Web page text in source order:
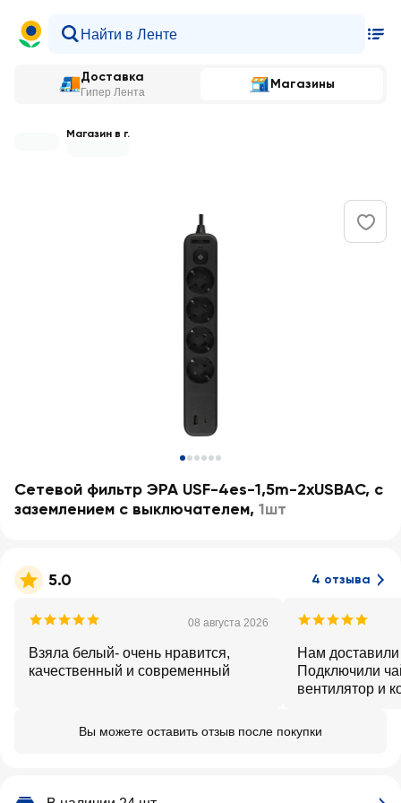
Доставка
Гипер Лента
Магазины
Магазин в г.
Сетевой фильтр ЭРА USF-4es-1,5m-2xUSBAC, с
заземлением с выключателем, 1шт
5.0 4 отзыва
08 августа 2026
Взяла белый- очень нравится,
качественный и современный
Нам доставили
Подключили
вентилятор и
нашей семье в
Вы можете оставить отзыв после покупки